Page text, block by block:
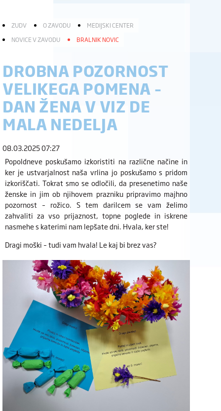
ZUDV O ZAVODU
MEDIJSKI CENTER
NOVICE V ZAVODU
BRALNIK NOVIC
DROBNA POZORNOST
VELIKEGA POMENA –
DAN ŽENA V VIZ DE
MALA NEDELJA
08.03.2025 07:27
Popoldneve poskušamo izkoristiti na različne načine in
ker je ustvarjalnost naša vrlina jo poskušamo s pridom
izkoriščati. Tokrat smo se odločili, da presenetimo naše
ženske in jim ob njihovem prazniku pripravimo majhno
pozornost – rožico. S tem darilcem se vam želimo
zahvaliti za vso prijaznost, topne poglede in iskrene
nasmehe s katerimi nam lepšate dni. Hvala, ker ste!
Dragi moški – tudi vam hvala! Le kaj bi brez vas?